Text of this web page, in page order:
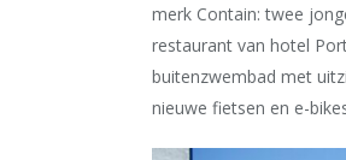
merk Contain: twee
restaurant van hotel
buitenzwembad met
nieuwe fietsen en e-